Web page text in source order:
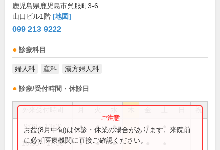
鹿児島県鹿児島市呉服町3-6
山口ビル1階 [地図]
099-213-9222
診療科目
婦人科 産科 漢方婦人科
診療/受付時間・休診日
祝
9:00～13:00 ● ● ● ●
15:00～17:30 ● ● ●
お盆(8月中旬)は休診・休業の場合があります。来院前
に必ず医療機関に直接ご確認ください。